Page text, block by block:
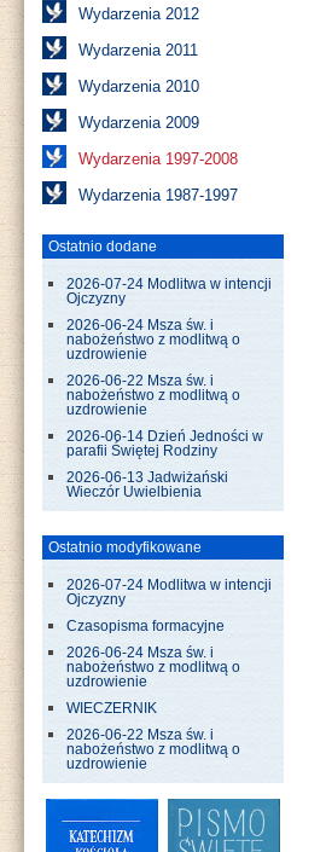
Wydarzenia 2012
Wydarzenia 2011
Wydarzenia 2010
Wydarzenia 2009
Wydarzenia 1997-2008
Wydarzenia 1987-1997
Ostatnio dodane
2026-07-24 Modlitwa w intencji
Ojczyzny
2026-06-24 Msza św. i
nabożeństwo z modlitwą o
uzdrowienie
2026-06-22 Msza św. i
nabożeństwo z modlitwą o
uzdrowienie
2026-06-14 Dzień Jedności w
parafii Świętej Rodziny
2026-06-13 Jadwiżański
Wieczór Uwielbienia
Ostatnio modyfikowane
2026-07-24 Modlitwa w intencji
Ojczyzny
Czasopisma formacyjne
2026-06-24 Msza św. i
nabożeństwo z modlitwą o
uzdrowienie
WIECZERNIK
2026-06-22 Msza św. i
nabożeństwo z modlitwą o
uzdrowienie